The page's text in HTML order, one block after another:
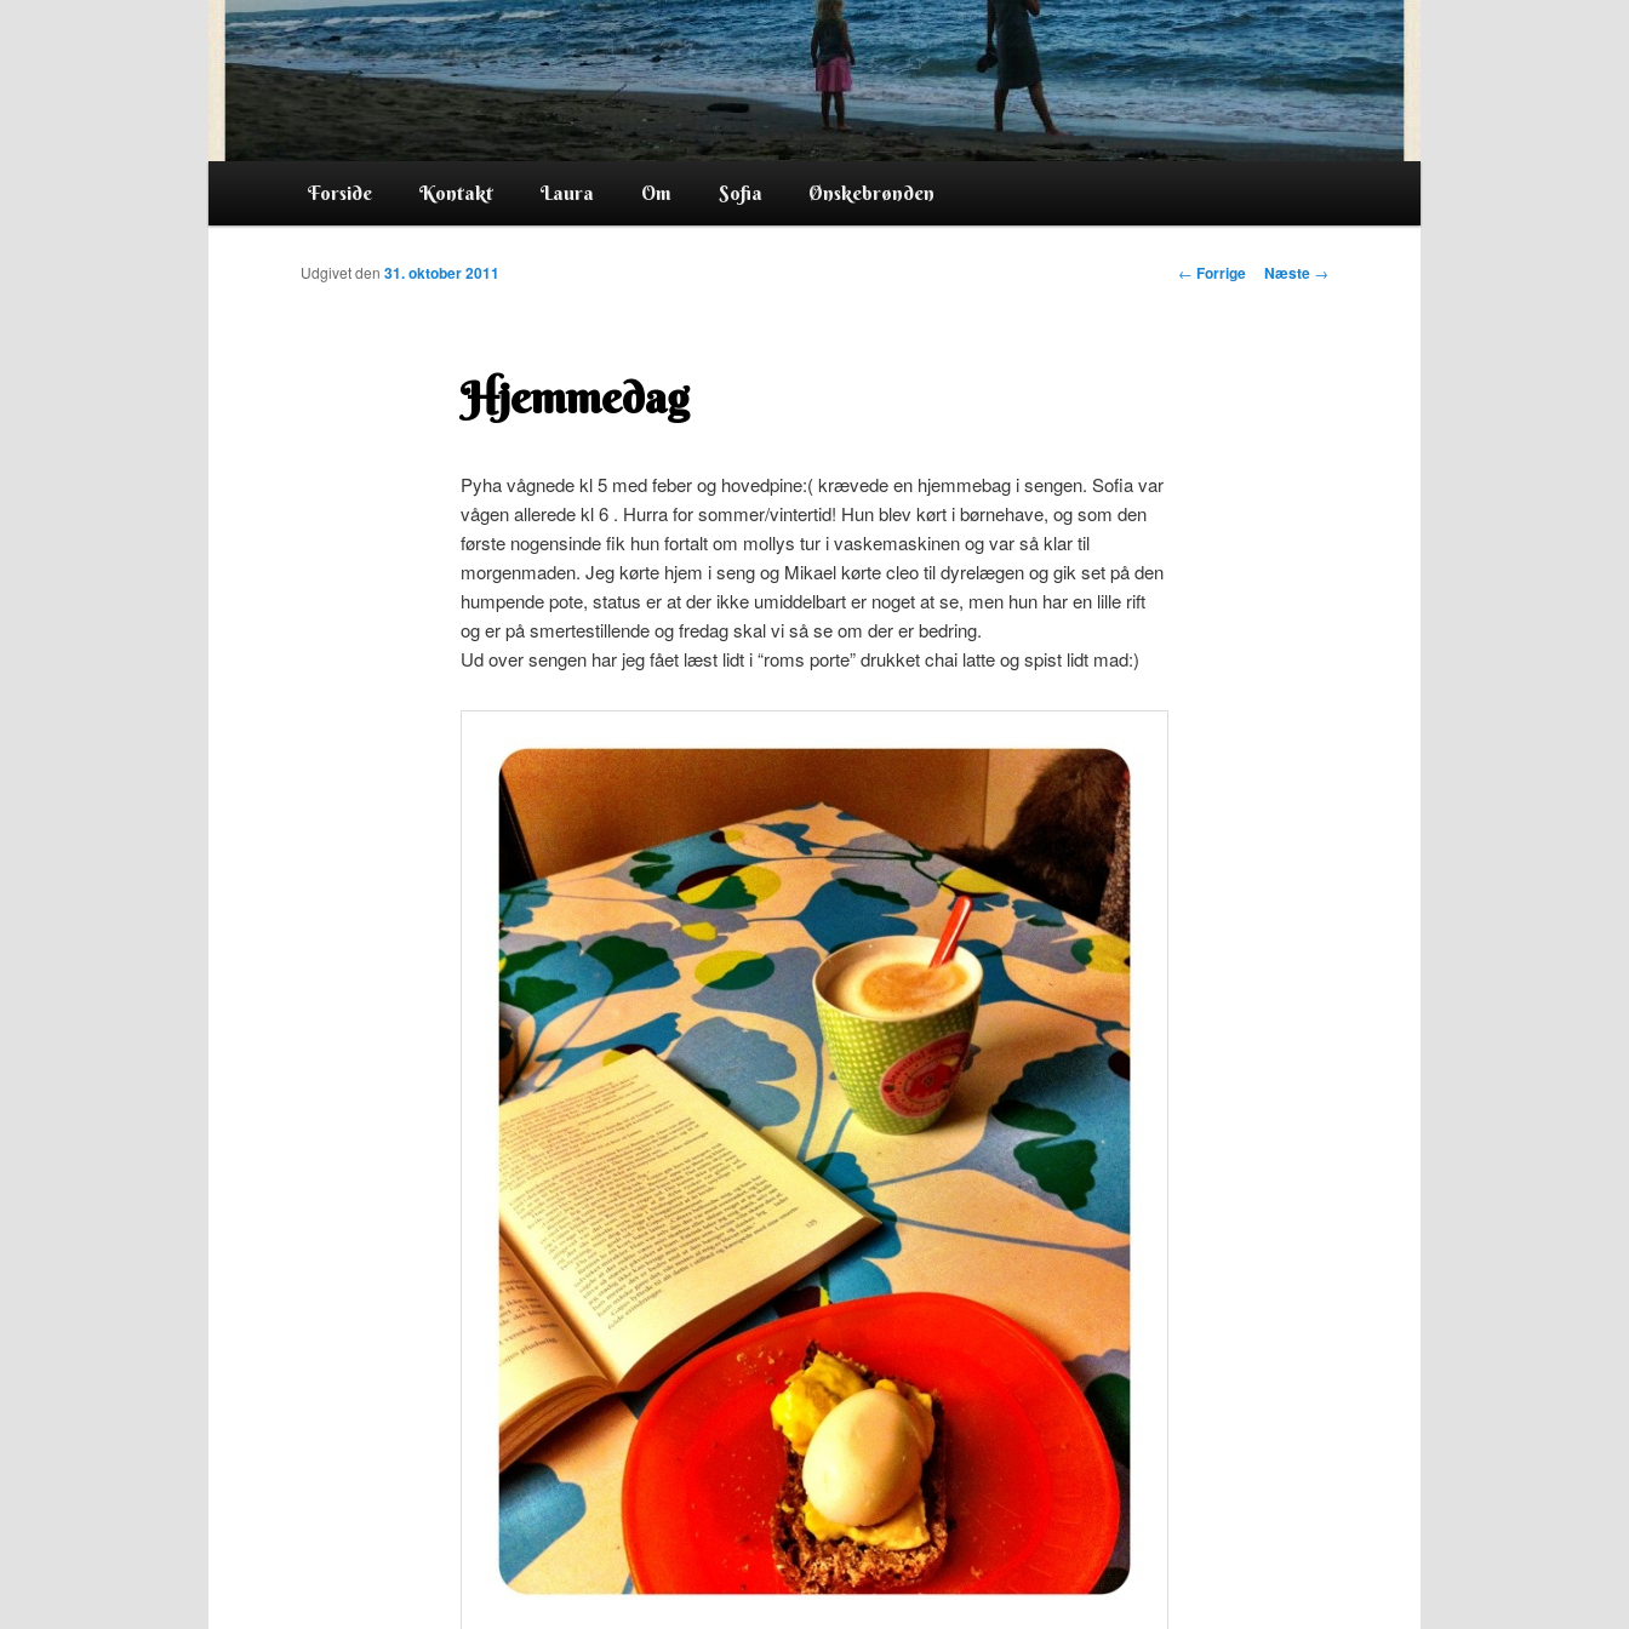
Forside Kontakt Laura Om Sofia Ønskebrønden
Indlægsnavigation
← Forrige Næste →
Hjemmedag
Udgivet den 31. oktober 2011
Pyha vågnede kl 5 med feber og hovedpine:( krævede en hjemmebag i sengen. Sofia var
vågen allerede kl 6 . Hurra for sommer/vintertid! Hun blev kørt i børnehave, og som den
første nogensinde fik hun fortalt om mollys tur i vaskemaskinen og var så klar til
morgenmaden. Jeg kørte hjem i seng og Mikael kørte cleo til dyrelægen og gik set på den
humpende pote, status er at der ikke umiddelbart er noget at se, men hun har en lille rift
og er på smertestillende og fredag skal vi så se om der er bedring.
Ud over sengen har jeg fået læst lidt i “roms porte” drukket chai latte og spist lidt mad:)